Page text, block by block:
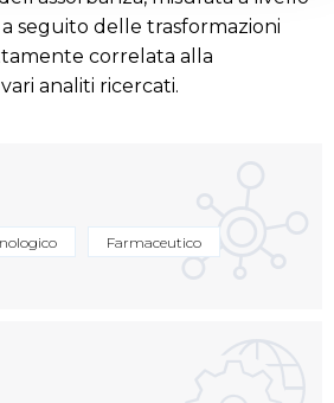
seguito delle trasformazioni
correlata alla
analiti ricercati.
Farmaceutico